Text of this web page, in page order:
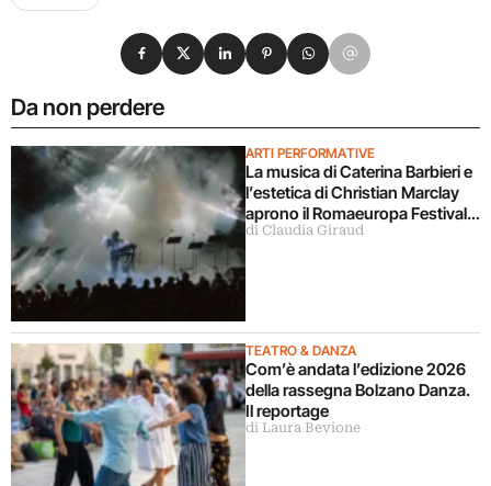
Da non perdere
ARTI PERFORMATIVE
La musica di Caterina Barbieri e
l’estetica di Christian Marclay
aprono il Romaeuropa Festival
2026
di Claudia Giraud
TEATRO & DANZA
Com’è andata l’edizione 2026
della rassegna Bolzano Danza.
Il reportage
di Laura Bevione
Condividi su Facebook
Condividi su X
Condividi su LinkedIn
Condividi su Pinterest
Condividi su WhatsApp
Condividi su Email